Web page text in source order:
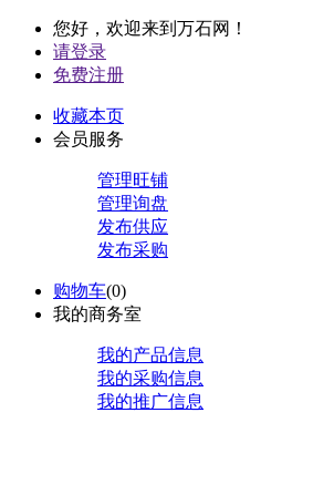
您好，欢迎来到万石网！
请登录
免费注册
收藏本页
会员服务
管理旺铺
管理询盘
发布供应
发布采购
购物车(0)
我的商务室
我的产品信息
我的采购信息
我的推广信息